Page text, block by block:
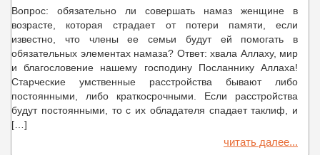
Вопрос: обязательно ли совершать намаз женщине в
возрасте, которая страдает от потери памяти, если
известно, что члены ее семьи будут ей помогать в
обязательных элементах намаза? Ответ: хвала Аллаху, мир
и благословение нашему господину Посланнику Аллаха!
Старческие умственные расстройства бывают либо
постоянными, либо краткосрочными. Если расстройства
будут постоянными, то с их обладателя спадает таклиф, и
[…]
читать далее...